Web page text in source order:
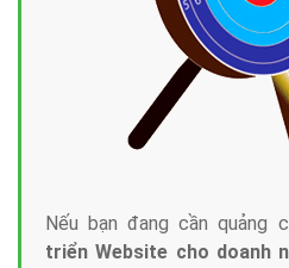
Nếu bạn đang cần quảng
triển Website cho doanh